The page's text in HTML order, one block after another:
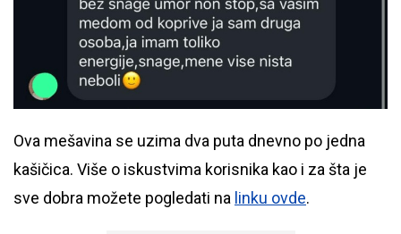
Ova mešavina se uzima dva puta dnevno po jedna
kašičica. Više o iskustvima korisnika kao i za šta je
sve dobra možete pogledati na linku ovde.